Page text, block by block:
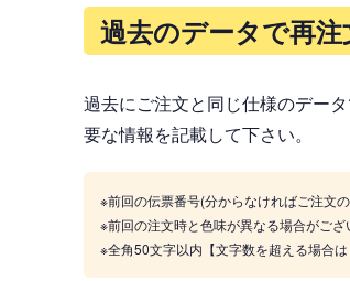
過去のデータで再
過去にご注文と同じ仕様のデー
要な情報を記載して下さい。
※前回の伝票番号(分からなければご注文
※前回の注文時と色味が異なる場合がござ
※全角50文字以内【文字数を超える場合